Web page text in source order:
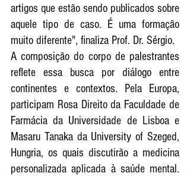
artigos que estão sendo publicados sobre
aquele tipo de caso. É uma formação
muito diferente", finaliza Prof. Dr. Sérgio.
A composição do corpo de palestrantes
reflete essa busca por diálogo entre
continentes e contextos. Pela Europa,
participam Rosa Direito da Faculdade de
Farmácia da Universidade de Lisboa e
Masaru Tanaka da University of Szeged,
Hungria, os quais discutirão a medicina
personalizada aplicada à saúde mental.